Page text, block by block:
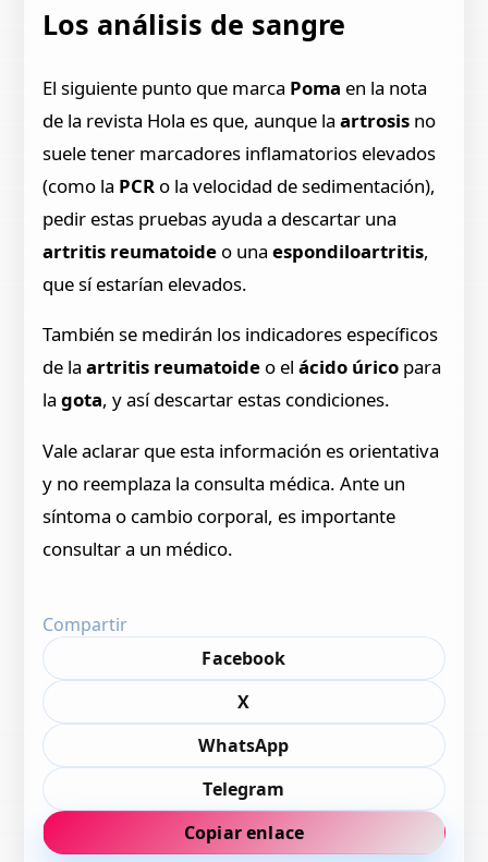
Los análisis de sangre
El siguiente punto que marca Poma en la nota
de la revista Hola es que, aunque la artrosis no
suele tener marcadores inflamatorios elevados
(como la PCR o la velocidad de sedimentación),
pedir estas pruebas ayuda a descartar una
artritis reumatoide o unaespondiloartritis,
que sí estarían elevados.
También se medirán los indicadores específicos
de la artritis reumatoide o elácido úrico para
lagota, y así descartar estas condiciones.
Vale aclarar que esta información es orientativa
y no reemplaza la consulta médica. Ante un
síntoma o cambio corporal, es importante
consultar a un médico.
Compartir
Facebook
X
WhatsApp
Telegram
Copiar enlace